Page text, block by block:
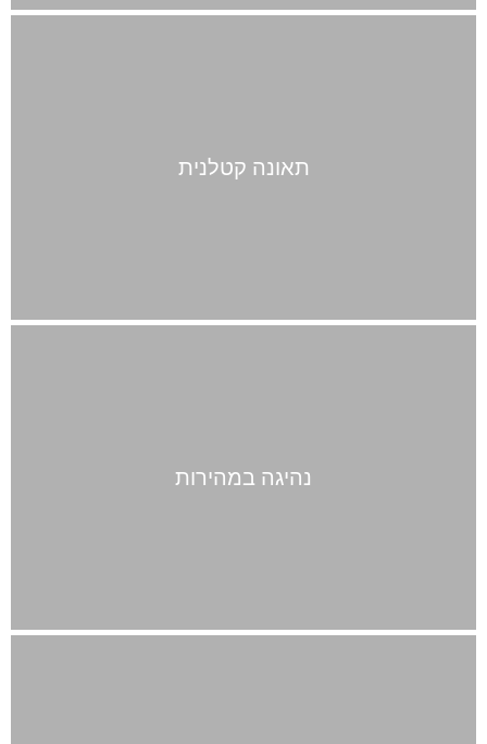
תאונה קטלנית
נהיגה במהירות